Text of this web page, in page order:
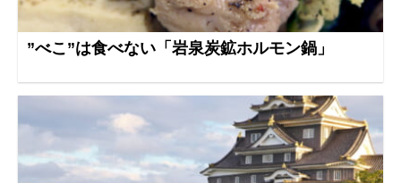
”べこ”は食べない「岩泉炭鉱ホルモン鍋」